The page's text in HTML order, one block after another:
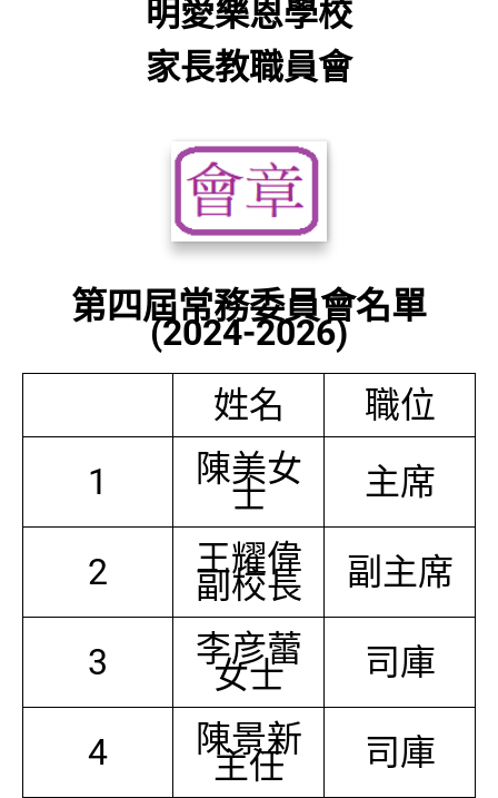
明愛樂恩學校
家長教職員會
第四屆常務委員會名單
(2024-2026)
姓名
職位
1
陳美女
士 主席
2 王耀偉
副校長 副主席
3 李彦蕾
女士 司庫
4 陳景新
主任 司庫